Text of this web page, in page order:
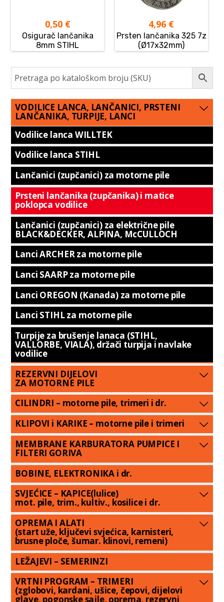
0,50 €
Osigurač lančanika
8mm STIHL
4,96 €
Prsten lančanika 325 7z
(Ø17x32mm)
VODILICE LANCA, LANČANICI, PRSTENI
LANČANIKA, TURPIJE, LANCI
Vodilice lanca WILLTEK
Vodilice lanca STIHL
Lančanici (zupčanici) za motorne pile
Prsteni lančanika (zupčanika) i matice
poklopca vodilice
Lančanici (zupčanici) za električne pile
BLACK&DECKER, ALPINA, McCULLOCH
Lanci ARCHER za motorne pile
Lanci SAARP za motorne pile
Lanci OREGON (Kanada) za motorne pile
Lanci STIHL za motorne pile
Turpije za brušenje lanaca (STIHL,
VALLORBE, VIALA), držači turpija i navlake
vodilice
REZERVNI DIJELOVI
ZA MOTORNE PILE
CILINDRI – motorne pile, trimeri i dr.
KLIPOVI i KARIKE – motorne pile i trimeri
MEMBRANE KARBURATORA PUMPICE I
FILTERI GORIVA
BOBINE, ELEKTRONIKA i dr.
SVJEĆICE – KAPICE(lulice)
mot. pile, trim., kultiv., kosilice i dr.
OPREMA I ALATI
(start uže, ključevi svjećica, karnisteri,
brusne ploče, šumar. klinovi, remeni)
LEŽAJEVI – SEMERINZI
VRTNI PROGRAM – TRIMERI
(zglobovi, kardani, ušice, čepovi, dijelovi
glave, pogonske sajle, oprema, rezervni